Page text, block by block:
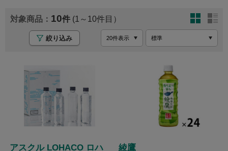
10 (1～10
絞り込み
アスクル LOHACO ロハ
綾鷹